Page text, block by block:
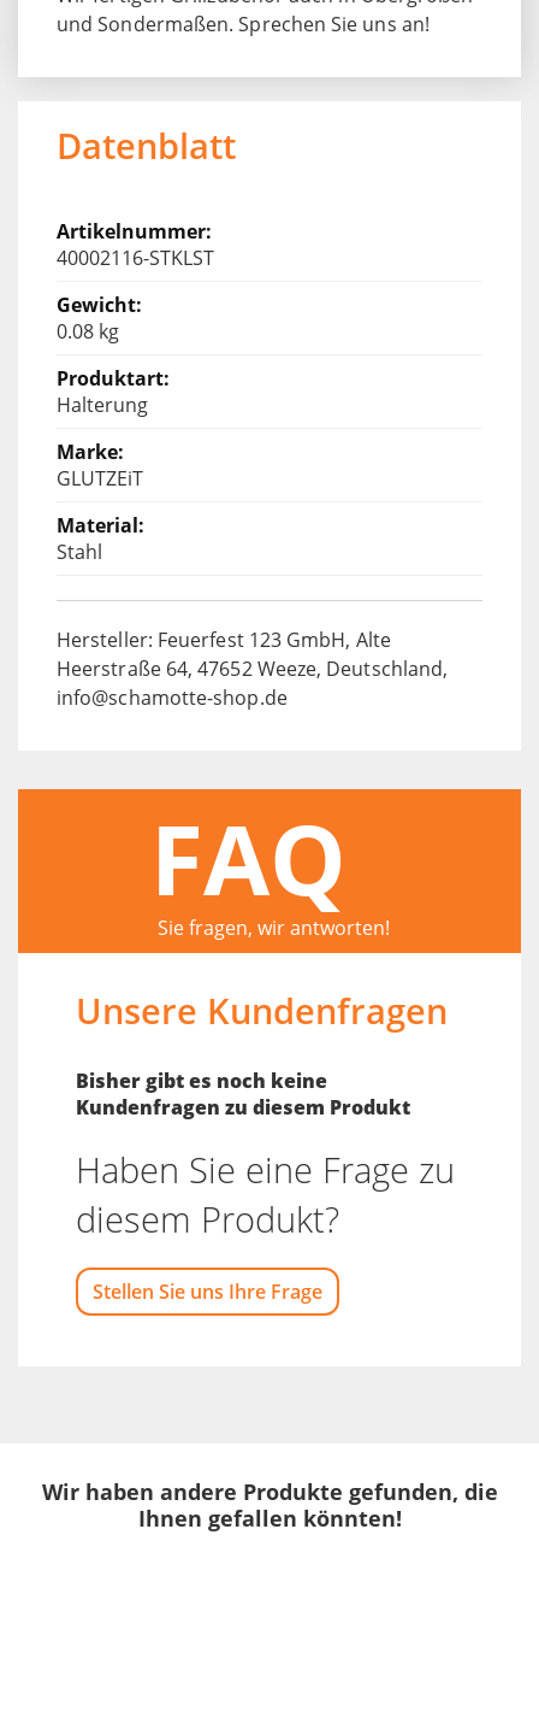
und Sondermaßen. Sprechen Sie uns an!
Datenblatt
40002116-STKLST
0.08 kg
Halterung
GLUTZEiT
Stahl
Hersteller: Feuerfest 123 GmbH, Alte
Heerstraße 64, 47652 Weeze, Deutschland,
info@schamotte-shop.de
FAQ
Sie fragen, wir antworten!
Unsere Kundenfragen
Bisher gibt es noch keine
Kundenfragen zu diesem Produkt
Haben Sie eine Frage zu
diesem Produkt?
Stellen Sie uns Ihre Frage
Wir haben andere Produkte gefunden, die
Ihnen gefallen könnten!